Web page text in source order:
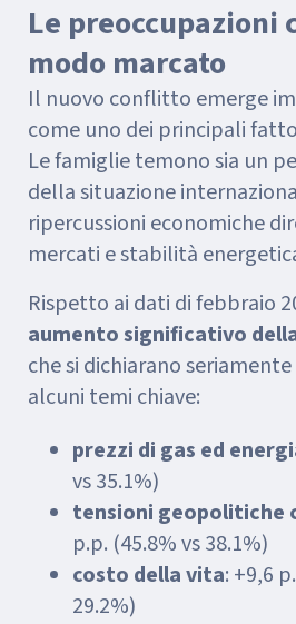
Le preoccupazioni
modo marcato
Il nuovo conflitto emerge
come uno dei principali
Le famiglie temono sia un
della situazione
ripercussioni economiche
mercati e stabilità
Rispetto ai dati di febbraio
aumento significativo
che si dichiarano
alcuni temi chiave:
prezzi di gas ed
vs 35.1%)
tensioni geopolitiche
p.p. (45.8% vs 38.1%)
costo della vita: +9,6
29.2%)